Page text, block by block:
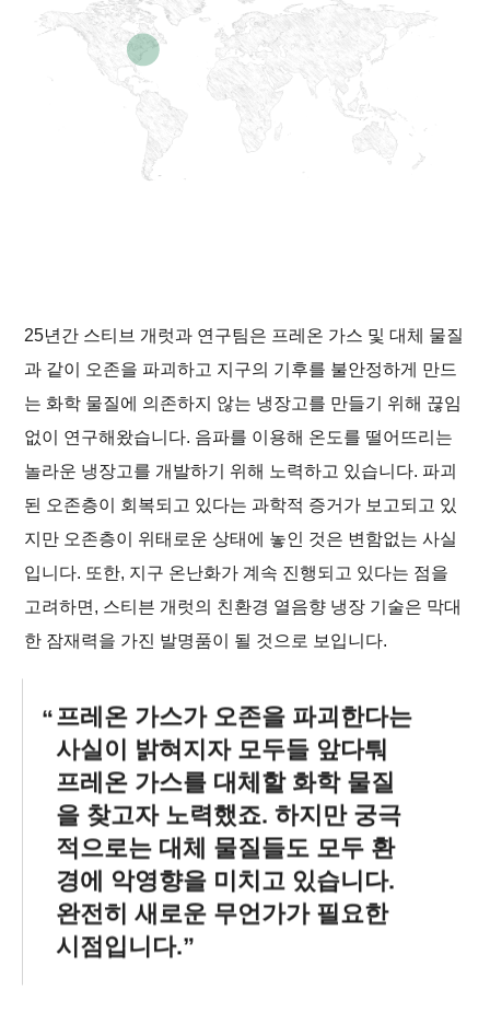
25년간 스티브 개럿과 연구팀은 프레온 가스 및 대체 물질
과 같이 오존을 파괴하고 지구의 기후를 불안정하게 만드
는 화학 물질에 의존하지 않는 냉장고를 만들기 위해 끊임
없이 연구해왔습니다. 음파를 이용해 온도를 떨어뜨리는
놀라운 냉장고를 개발하기 위해 노력하고 있습니다. 파괴
된 오존층이 회복되고 있다는 과학적 증거가 보고되고 있
지만 오존층이 위태로운 상태에 놓인 것은 변함없는 사실
입니다. 또한, 지구 온난화가 계속 진행되고 있다는 점을
고려하면, 스티븐 개럿의 친환경 열음향 냉장 기술은 막대
한 잠재력을 가진 발명품이 될 것으로 보입니다.
프레온 가스가 오존을 파괴한다는
사실이 밝혀지자 모두들 앞다퉈
프레온 가스를 대체할 화학 물질
을 찾고자 노력했죠. 하지만 궁극
적으로는 대체 물질들도 모두 환
경에 악영향을 미치고 있습니다.
완전히 새로운 무언가가 필요한
시점입니다.